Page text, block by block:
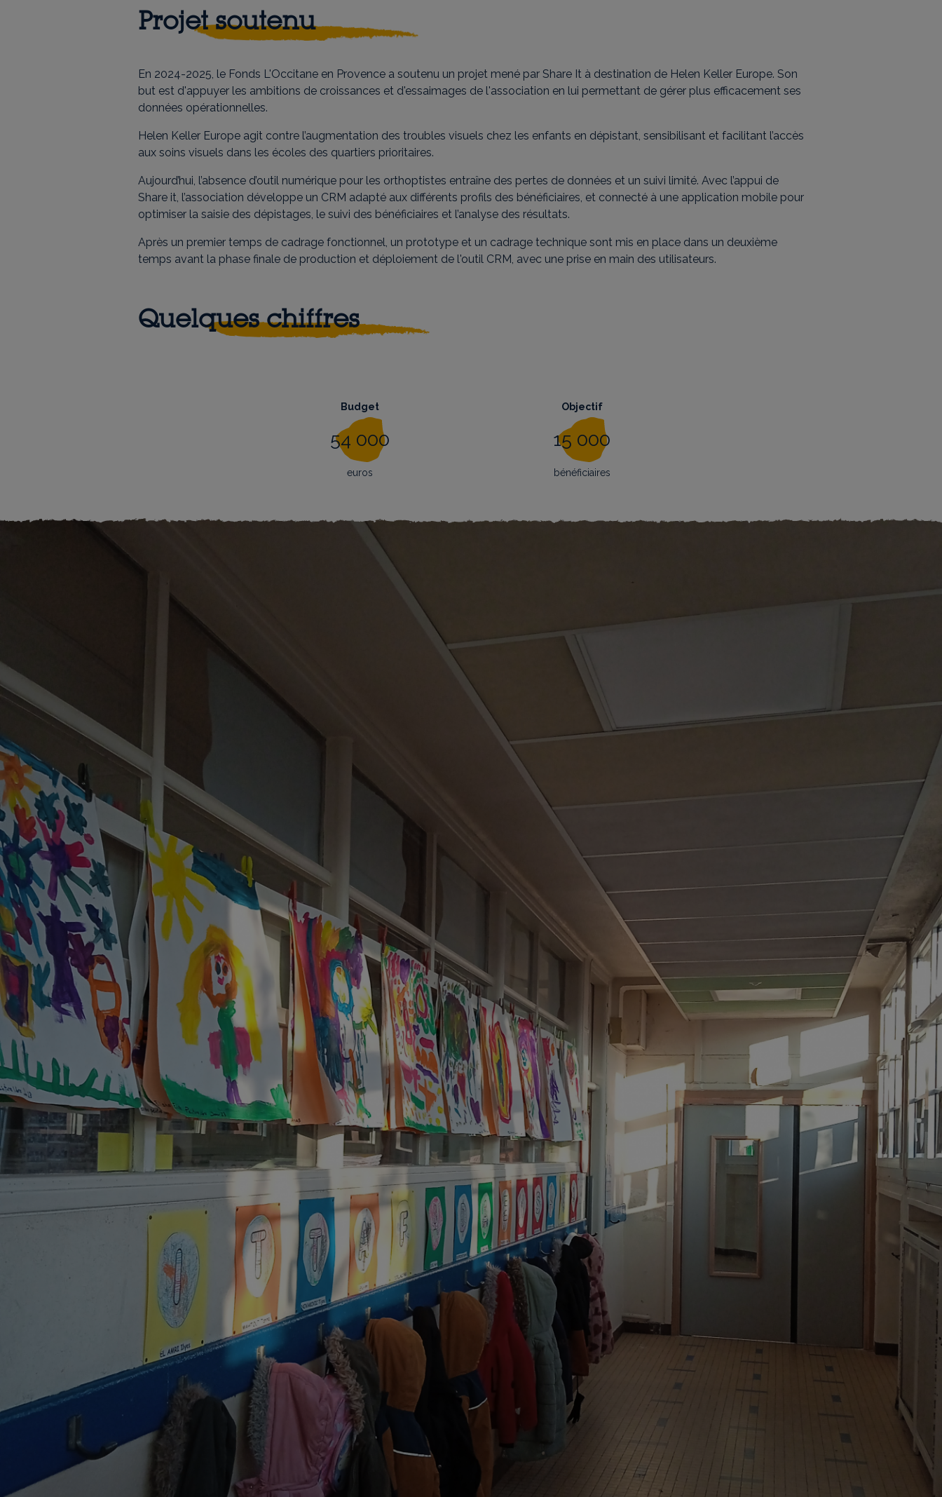
Projet soutenu
En 2024-2025, le Fonds L'Occitane en Provence a soutenu un projet mené par Share It à destination de Helen Keller Europe. Son
but est d'appuyer les ambitions de croissances et d'essaimages de l'association en lui permettant de gérer plus efficacement ses
données opérationnelles.
Helen Keller Europe agit contre l’augmentation des troubles visuels chez les enfants en dépistant, sensibilisant et facilitant l’accès
aux soins visuels dans les écoles des quartiers prioritaires.
Aujourd’hui, l’absence d’outil numérique pour les orthoptistes entraîne des pertes de données et un suivi limité. Avec l’appui de
Share it, l’association développe un CRM adapté aux différents profils des bénéficiaires, et connecté à une application mobile pour
optimiser la saisie des dépistages, le suivi des bénéficiaires et l’analyse des résultats.
Après un premier temps de cadrage fonctionnel, un prototype et un cadrage technique sont mis en place dans un deuxième
temps avant la phase finale de production et déploiement de l'outil CRM, avec une prise en main des utilisateurs.
Quelques chiffres
Budget
54 000
euros
Objectif
15 000
bénéficiaires